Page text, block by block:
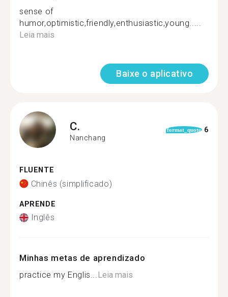
sense of
humor,optimistic,friendly,enthusiastic,young.....
Leia mais
Baixe o aplicativo
C.
Nanchang
format_quote 6
FLUENTE
Chinês (simplificado)
APRENDE
Inglês
Minhas metas de aprendizado
practice my Englis...Leia mais